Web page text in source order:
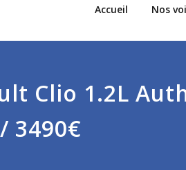
Accueil Nos
Clio 1.2L
3490€